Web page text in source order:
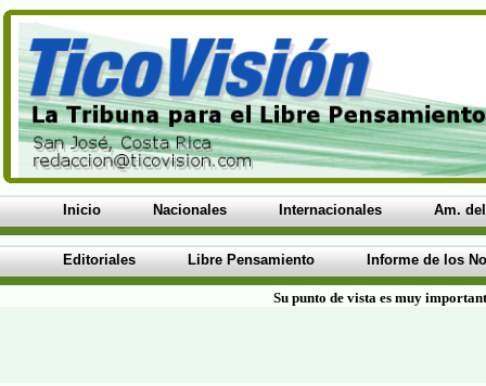
Inicio Nacionales Internacionales Am.
Editoriales Libre Pensamiento Informe de los
Su punto de vista es muy